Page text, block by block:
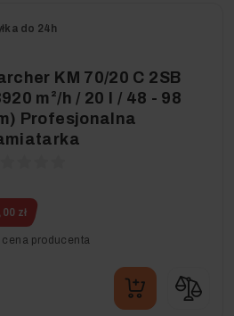
do 24h
KM 70/20 C 2SB
m²/h / 20 l / 48 - 98
Profesjonalna
zł
producenta